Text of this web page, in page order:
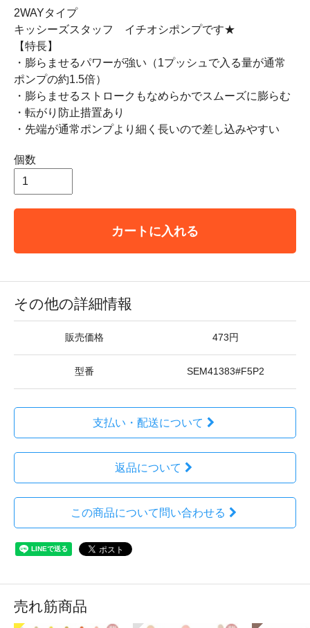
2WAYタイプ
キッシーズスタッフ イチオシポンプです★
【特長】
・膨らませるパワーが強い（1プッシュで入る量が通常
ポンプの約1.5倍）
・膨らませるストロークもなめらかでスムーズに膨らむ
・転がり防止措置あり
・先端が通常ポンプより細く長いので差し込みやすい
個数
カートに入れる
その他の詳細情報
販売価格 473円
型番 SEM41383#F5P2
支払い・配送について
返品について
この商品について問い合わせる
売れ筋商品